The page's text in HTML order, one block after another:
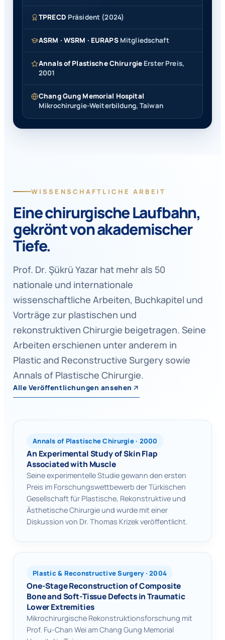
TPRECD Präsident (2024)
ASRM · WSRM · EURAPSMitgliedschaft
Annals of Plastische Chirurgie Erster Preis,
2001
Chang Gung Memorial Hospital
Mikrochirurgie-Weiterbildung, Taiwan
WISSENSCHAFTLICHE ARBEIT
Eine chirurgische Laufbahn,
gekrönt von akademischer
Tiefe.
Prof. Dr. Şükrü Yazar hat mehr als 50
nationale und internationale
wissenschaftliche Arbeiten, Buchkapitel und
Vorträge zur plastischen und
rekonstruktiven Chirurgie beigetragen. Seine
Arbeiten erschienen unter anderem in
Plastic and Reconstructive Surgery sowie
Annals of Plastische Chirurgie.
Alle Veröffentlichungen ansehen
Annals of Plastische Chirurgie · 2000
An Experimental Study of Skin Flap
Associated with Muscle
Seine experimentelle Studie gewann den ersten
Preis im Forschungswettbewerb der Türkischen
Gesellschaft für Plastische, Rekonstruktive und
Ästhetische Chirurgie und wurde mit einer
Diskussion von Dr. Thomas Krizek veröffentlicht.
Plastic & Reconstructive Surgery · 2004
One-Stage Reconstruction of Composite
Bone and Soft-Tissue Defects in Traumatic
Lower Extremities
Mikrochirurgische Rekonstruktionsforschung mit
Prof. Fu-Chan Wei am Chang Gung Memorial